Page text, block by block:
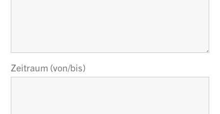
Zeitraum (von/bis)